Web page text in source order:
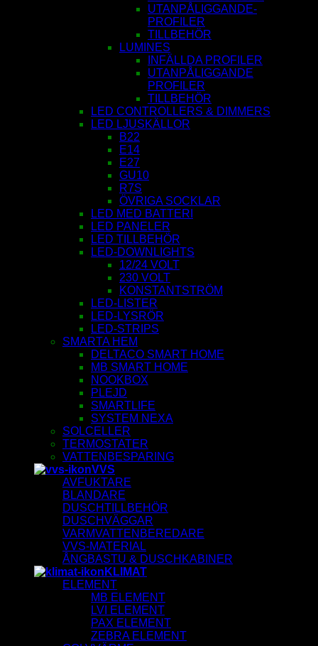
UTANPÅLIGGANDE-
PROFILER
TILLBEHÖR
LUMINES
INFÄLLDA PROFILER
UTANPÅLIGGANDE
PROFILER
TILLBEHÖR
LED CONTROLLERS & DIMMERS
LED LJUSKÄLLOR
B22
E14
E27
GU10
R7S
ÖVRIGA SOCKLAR
LED MED BATTERI
LED PANELER
LED TILLBEHÖR
LED-DOWNLIGHTS
12/24 VOLT
230 VOLT
KONSTANTSTRÖM
LED-LISTER
LED-LYSRÖR
LED-STRIPS
SMARTA HEM
DELTACO SMART HOME
MB SMART HOME
NOOKBOX
PLEJD
SMARTLIFE
SYSTEM NEXA
SOLCELLER
TERMOSTATER
VATTENBESPARING
VVS
AVFUKTARE
BLANDARE
DUSCHTILLBEHÖR
DUSCHVÄGGAR
VARMVATTENBEREDARE
VVS-MATERIAL
ÅNGBASTU & DUSCHKABINER
KLIMAT
ELEMENT
MB ELEMENT
LVI ELEMENT
PAX ELEMENT
ZEBRA ELEMENT